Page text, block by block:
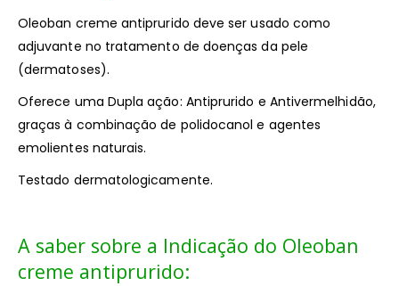
Oleoban creme antiprurido deve ser usado como
adjuvante no tratamento de doenças da pele
(dermatoses).
Oferece uma Dupla ação: Antiprurido e Antivermelhidão,
graças à combinação de polidocanol e agentes
emolientes naturais.
Testado dermatologicamente.
A saber sobre a Indicação do Oleoban
creme antiprurido: